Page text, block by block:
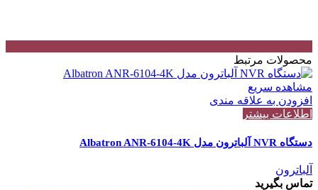
محصولات مرتبط
مشاهده سریع
افزودن به علاقه مندی
اطلاعات بیشتر
دستگاه NVR آلباترون مدل Albatron ANR-6104-4K
آلباترون
تماس بگیرید